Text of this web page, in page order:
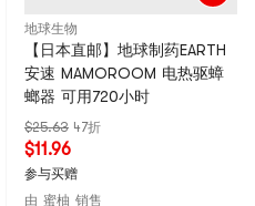
地球生物
【日本直邮】地球制药EARTH
安速 MAMOROOM 电热驱蟑
螂器 可用720小时
$25.63 47折
$11.96
参与买赠
由 蜜柚 销售